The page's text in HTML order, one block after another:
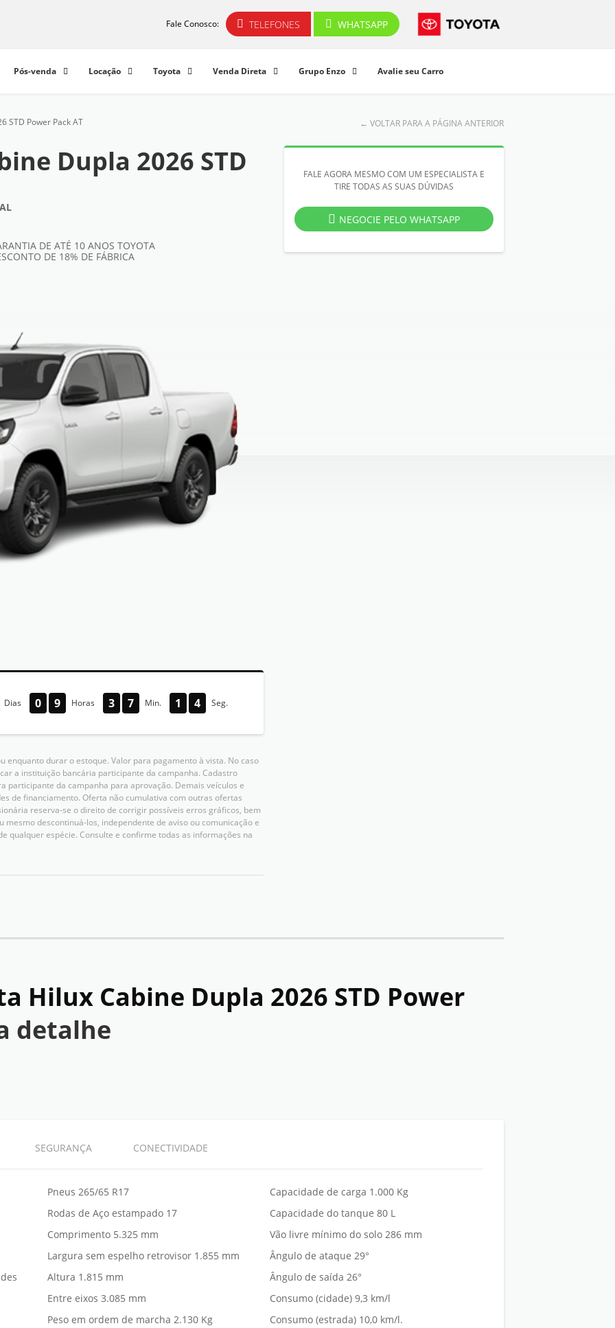
Fale Conosco: TELEFONES WHATSAPP
Pós-venda Locação Toyota Venda Direta Grupo Enzo Avalie seu Carro
STD Power Pack AT ← VOLTAR PARA A PÁGINA ANTERIOR
Dupla 2026 STD
DE ATÉ 10 ANOS TOYOTA
DE 18% DE FÁBRICA
Dias 0 9 Horas 3 7 Min. 1 3 Seg.
enquanto durar o estoque. Valor para pagamento à vista. No caso
a instituição bancária participante da campanha. Cadastro
participante da campanha para aprovação. Demais veículos e
de financiamento. Oferta não cumulativa com outras ofertas
reserva-se o direito de corrigir possíveis erros gráficos, bem
descontinuá-los, independente de aviso ou comunicação e
qualquer espécie. Consulte e confirme todas as informações na
FALE AGORA MESMO COM UM ESPECIALISTA E
TIRE TODAS AS SUAS DÚVIDAS
NEGOCIE PELO WHATSAPP
Hilux Cabine Dupla 2026 STD Power
detalhe
SEGURANÇA CONECTIVIDADE
Pneus 265/65 R17
Rodas de Aço estampado 17
Comprimento 5.325 mm
Largura sem espelho retrovisor 1.855 mm
Altura 1.815 mm
Entre eixos 3.085 mm
Peso em ordem de marcha 2.130 Kg
Capacidade de carga 1.000 Kg
Capacidade do tanque 80 L
Vão livre mínimo do solo 286 mm
Ângulo de ataque 29°
Ângulo de saída 26°
Consumo (cidade) 9,3 km/l
Consumo (estrada) 10,0 km/l.